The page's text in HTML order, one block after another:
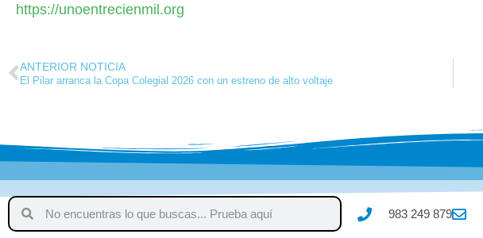
https://unoentrecienmil.org
ANTERIOR NOTICIA
El Pilar arranca la Copa Colegial 2026 con un estreno de alto voltaje
983 249 879